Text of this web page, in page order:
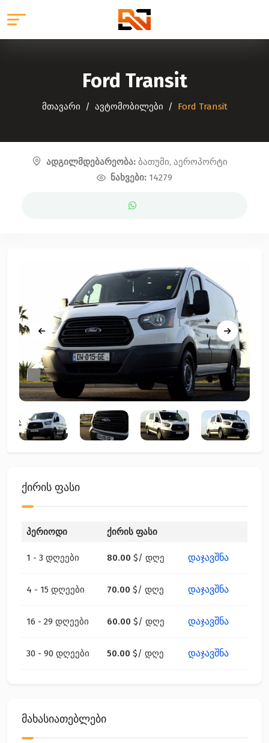
Ford Transit
მთავარი ავტომობილები Ford Transit
ადგილმდებარეობა: ბათუმი, აეროპორტი
ნახვები: 14279
ქირის ფასი
პერიოდი ქირის ფასი
1 - 3 დღეები 80.00 $/ დღე დაჯავშნა
4 - 15 დღეები 70.00 $/ დღე დაჯავშნა
16 - 29 დღეები 60.00 $/ დღე დაჯავშნა
30 - 90 დღეები 50.00 $/ დღე დაჯავშნა
მახასიათებლები